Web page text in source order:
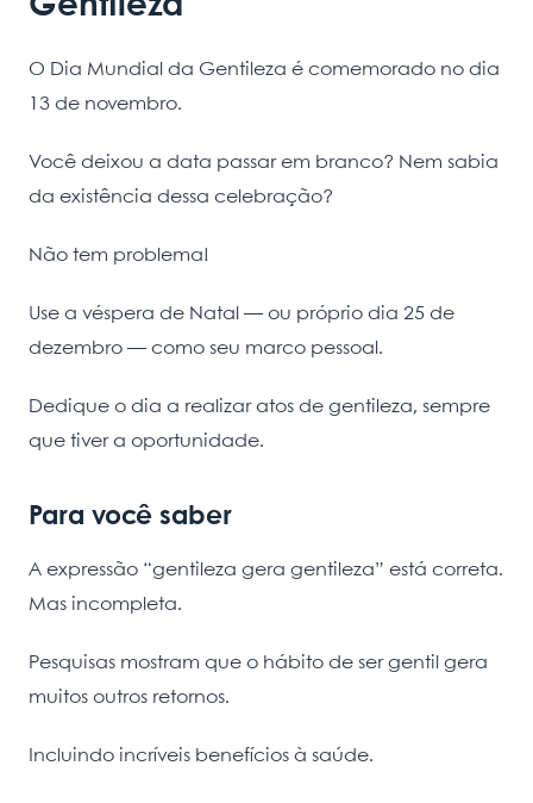
Gentileza
O Dia Mundial da Gentileza é comemorado no dia
13 de novembro.
Você deixou a data passar em branco? Nem sabia
da existência dessa celebração?
Não tem problema!
Use a véspera de Natal — ou próprio dia 25 de
dezembro — como seu marco pessoal.
Dedique o dia a realizar atos de gentileza, sempre
que tiver a oportunidade.
Para você saber
A expressão “gentileza gera gentileza” está correta.
Mas incompleta.
Pesquisas mostram que o hábito de ser gentil gera
muitos outros retornos.
Incluindo incríveis benefícios à saúde.